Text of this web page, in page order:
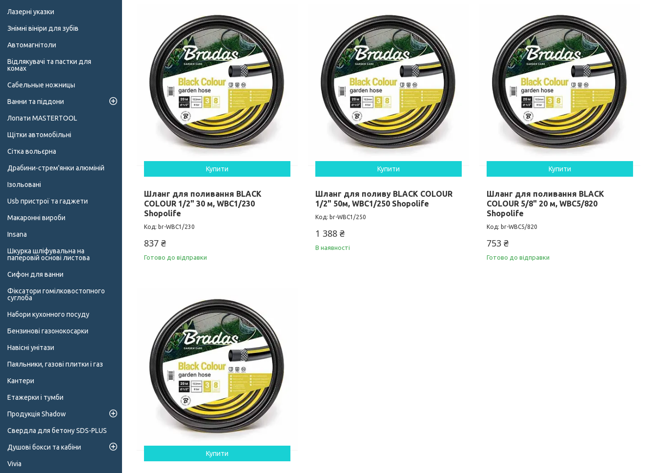
Купити
Шланг для поливання BLACK
COLOUR 1/2" 30 м, WBC1/230
Shopolife
br-WBC1/230
837 ₴
Готово до відправки
Купити
Шланг для поливу BLACK COLOUR
1/2" 50м, WBC1/250 Shopolife
br-WBC1/250
1 388 ₴
В наявності
Купити
Шланг для поливання BLACK
COLOUR 5/8" 20 м, WBC5/820
Shopolife
br-WBC5/820
753 ₴
Готово до відправки
Купити
Лазерні указки
Знімні вініри для зубів
Автомагнітоли
Відлякувачі та пастки для
комах
Сабельные ножницы
Ванни та піддони
Лопати MASTERTOOL
Щітки автомобільні
Сітка вольєрна
Драбини-стрем'янки алюміній
Ізольовані
Usb пристрої та гаджети
Макаронні вироби
Insana
Шкурка шліфувальна на
паперовій основі листова
Сифон для ванни
Фіксатори гомілковостопного
суглоба
Набори кухонного посуду
Бензинові газонокосарки
Навісні унітази
Паяльники, газові плитки і газ
Кантери
Етажерки і тумби
Продукція Shadow
Свердла для бетону SDS-PLUS
Душові бокси та кабіни
Vivia